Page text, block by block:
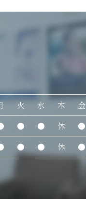
火 水 木 金
● ● 休 ●
● ● 休 ●